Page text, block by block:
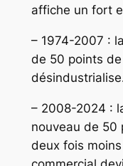
affiche un fort
– 1974-2007 :
de 50 points
– 2008-2024 :
nouveau de 50
deux fois